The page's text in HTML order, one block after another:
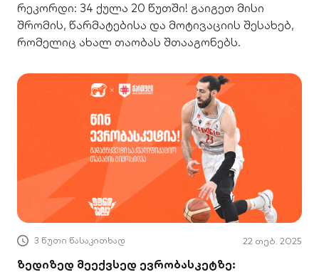
რეკორდი: 34 ქულა 20 წუთში! გაიგეთ მისი
შრომის, წარმატებისა და მოტივაციის შესახებ,
რომელიც ახალ თაობას შთააგონებს.
3 წუთი წასაკითხად 22 თებ. 2025
ზედიზედ მეექვსედ ევრობასკეტზე: